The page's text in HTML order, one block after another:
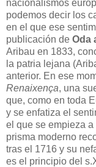
nacionalismos
podemos decir los
en el que ese
publicación de Oda
Aribau en 1833,
la patria lejana
anterior. En ese
Renaixença, una
que, como en toda
y se enfatiza el
el que se empieza
prisma moderno
tras el 1716 y su
es el principio del